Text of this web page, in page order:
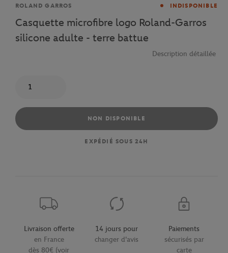
Marque
ROLAND GARROS INDISPONIBLE
Casquette microfibre logo Roland-Garros
silicone adulte - terre battue
Description détaillée
NON DISPONIBLE
EXPÉDIÉ SOUS 24H
Livraison offerte
en France
dès 80€ (voir
14 jours pour
changer d'avis
Paiements
sécurisés par
carte